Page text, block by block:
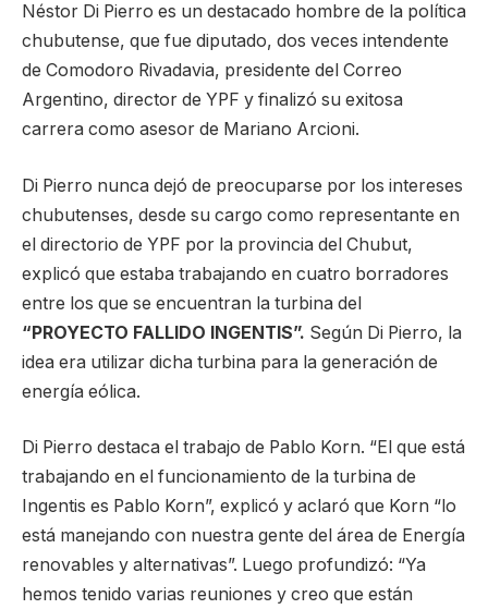
Néstor Di Pierro es un destacado hombre de la política
chubutense, que fue diputado, dos veces intendente
de Comodoro Rivadavia, presidente del Correo
Argentino, director de YPF y finalizó su exitosa
carrera como asesor de Mariano Arcioni.
Di Pierro nunca dejó de preocuparse por los intereses
chubutenses, desde su cargo como representante en
el directorio de YPF por la provincia del Chubut,
explicó que estaba trabajando en cuatro borradores
entre los que se encuentran la turbina del
“PROYECTO FALLIDO INGENTIS”. Según Di Pierro, la
idea era utilizar dicha turbina para la generación de
energía eólica.
Di Pierro destaca el trabajo de Pablo Korn. “El que está
trabajando en el funcionamiento de la turbina de
Ingentis es Pablo Korn”, explicó y aclaró que Korn “lo
está manejando con nuestra gente del área de Energía
renovables y alternativas”. Luego profundizó: “Ya
hemos tenido varias reuniones y creo que están